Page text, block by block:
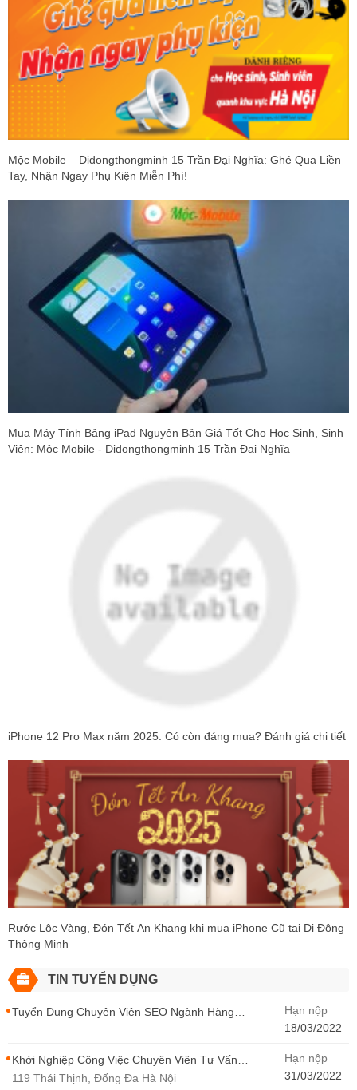
Mộc Mobile – Didongthongminh 15 Trần Đại Nghĩa: Ghé Qua Liền
Tay, Nhận Ngay Phụ Kiện Miễn Phí!
Mua Máy Tính Bảng iPad Nguyên Bản Giá Tốt Cho Học Sinh, Sinh
Viên: Mộc Mobile - Didongthongminh 15 Trần Đại Nghĩa
iPhone 12 Pro Max năm 2025: Có còn đáng mua? Đánh giá chi tiết
Rước Lộc Vàng, Đón Tết An Khang khi mua iPhone Cũ tại Di Động
Thông Minh
TIN TUYỂN DỤNG
Tuyển Dụng Chuyên Viên SEO Ngành Hàng
Hạn nộp
18/03/2022
Khởi Nghiệp Công Việc Chuyên Viên Tư Vấn
Bán Hàng Di Động Thông Minh
119 Thái Thịnh, Đống Đa Hà Nội
Hạn nộp
31/03/2022